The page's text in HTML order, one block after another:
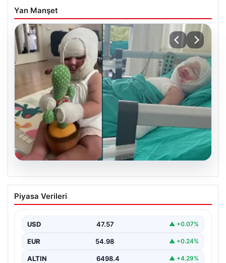
Yan Manşet
Domates konservesi bomba gibi patladı,
9 aylık bebeğin vücudu yandı
Piyasa Verileri
USD 47.57 ▲ +0.07%
EUR 54.98 ▲ +0.24%
ALTIN 6498.4 ▲ +4.29%